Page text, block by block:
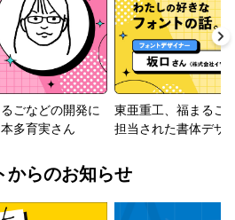
ごなどの開発に
多育実さん
東亜重工、福まるご
担当された書体デザ
からのお知らせ